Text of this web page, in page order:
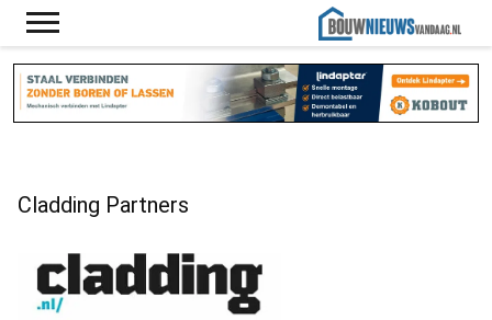
Cladding Partners